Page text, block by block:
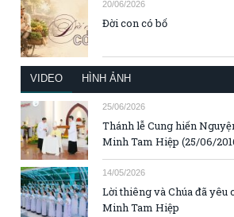
20/06/2026
Đời con có bố
VIDEO HÌNH ẢNH
25/06/2026
Thánh lễ Cung hiến
Minh Tam Hiệp (25/06/
14/05/2026
Lời thiêng và Chúa đã yêu
Minh Tam Hiệp